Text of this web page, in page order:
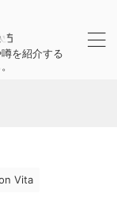
を紹介する
Vita